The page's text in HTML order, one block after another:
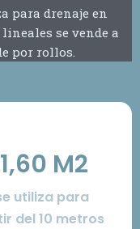
para drenaje en
se vende a
por rollos.
M2
utiliza para
del 10 metros